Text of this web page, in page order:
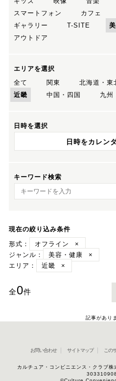
スマートフォン
カフェ
ギャラリー
T-SITE
アウトドア
エリアを選択
全て
関東 北海道・東
近畿
中国・四国 九州
日時を選択
日時をカレン
キーワード検索
キーワード検索
現在の絞り込み条件
形式：
オフライン
×
ジャンル：
美容・健康
×
エリア：
近畿 ×
全0件
記事があり
お問い合わせ サイトマップ この
カルチュア・コンビニエンス・クラ